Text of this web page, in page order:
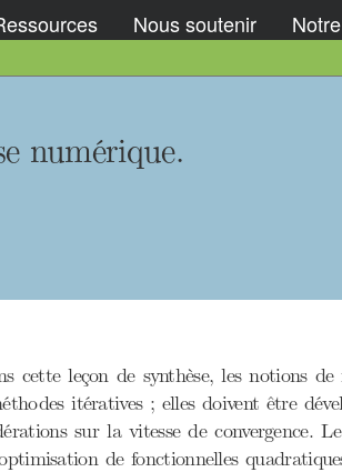
Nous soutenir
numérique.
cette leçon de synthèse, les notions
itératives ; elles doivent être
sur la vitesse de convergence.
de fonctionnelles